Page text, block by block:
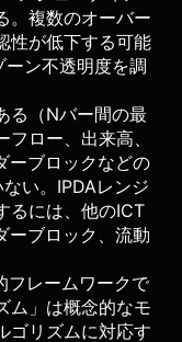
。複数のオーバー
性が低下する可能
ン不透明度を調
る（Nバー間の最
ロー、出来高、
ーブロックなどの
い。IPDAレンジ
るには、他のICT
ーブロック、流動
フレームワークで
ム」は概念的なモ
ゴリズムに対応す